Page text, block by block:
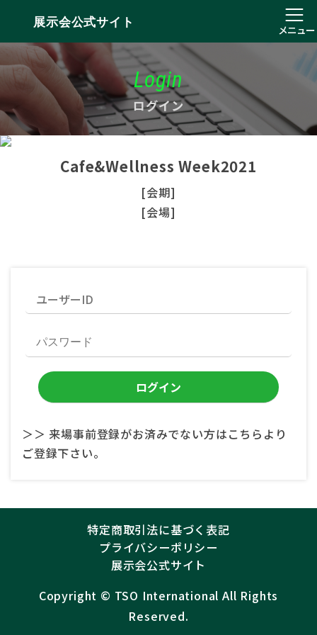
展示会公式サイト
メニュー
Login
ログイン
Cafe&Wellness Week2021
[会期]
[会場]
＞＞ 来場事前登録がお済みでない方はこちらより
ご登録下さい。
特定商取引法に基づく表記
プライバシーポリシー
展示会公式サイト
Copyright ©︎ TSO International All Rights
Reserved.